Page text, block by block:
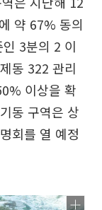
약 67% 동의
3분의 2 이
동 322 관리
이상을 확
동 구역은 상
회를 열 예정